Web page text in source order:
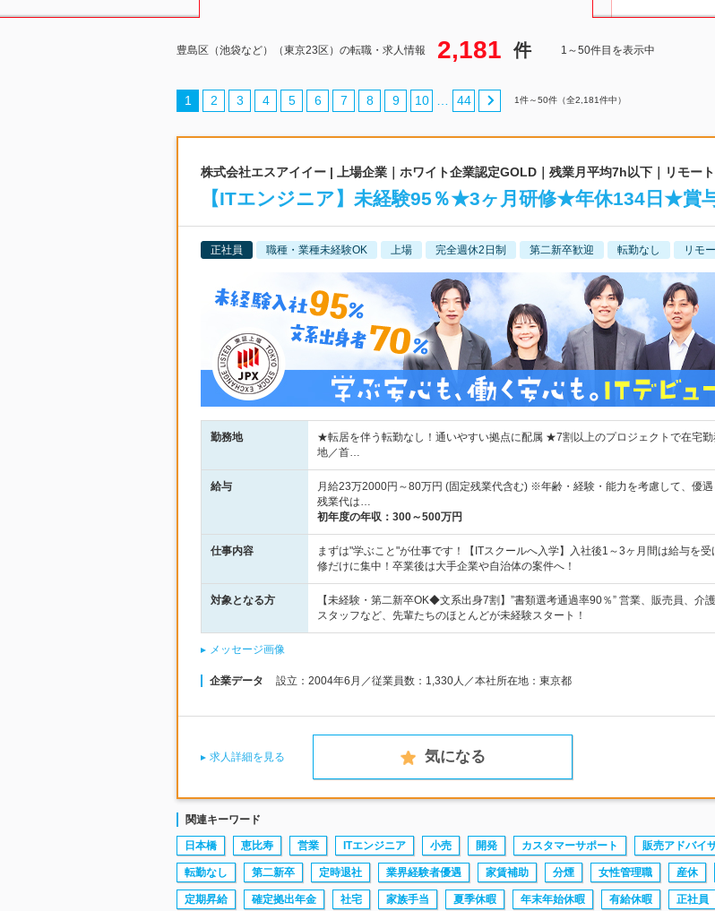
豊島区（池袋など）（東京23区）の転職・求人情報 2,181 件 1～50件目を表示中
1 2 3 4 5 6 7 8 9 10 … 44 1件～50件（全2,181件中）
株式会社エスアイイー | 上場企業｜ホワイト企業認定GOLD｜残業月平均7h以下｜リモー
【ITエンジニア】未経験95％★3ヶ月研修★年休134日★賞
正社員 職種・業種未経験OK 上場 完全週休2日制 第二新卒歓迎 転勤なし リモ
勤務地
★転居を伴う転勤なし！通いやすい拠点に配属 ★7割以上のプロジェクトで在宅勤
地／首…
給与
月給23万2000円～80万円 (固定残業代含む) ※年齢・経験・能力を考慮して、優
残業代は…
初年度の年収： 300～500万円
仕事内容
まずは"学ぶこと"が仕事です！【ITスクールへ入学】入社後1～3ヶ月間は給与を
修だけに集中！卒業後は大手企業や自治体の案件へ！
対象となる方
【未経験・第二新卒OK◆文系出身7割】”書類選考通過率90％” 営業、販売員、介
スタッフなど、先輩たちのほとんどが未経験スタート！
メッセージ画像
企業データ 設立：2004年6月／従業員数：1,330人／本社所在地：東京都
求人詳細を見る 気になる
関連キーワード
日本橋 恵比寿 営業 ITエンジニア 小売 開発 カスタマーサポート 販売アドバイ
転勤なし 第二新卒 定時退社 業界経験者優遇 家賃補助 分煙 女性管理職 産休
定期昇給 確定拠出年金 社宅 家族手当 夏季休暇 年末年始休暇 有給休暇 正社員